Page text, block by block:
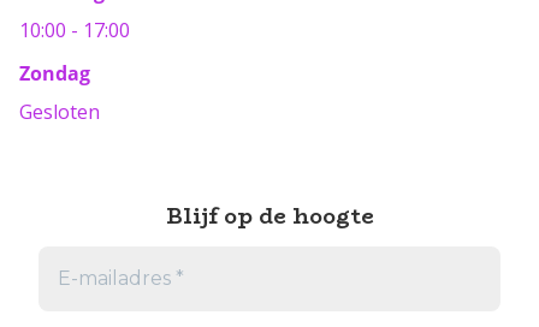
10:00 - 17:00
Zondag
Gesloten
Blijf op de hoogte